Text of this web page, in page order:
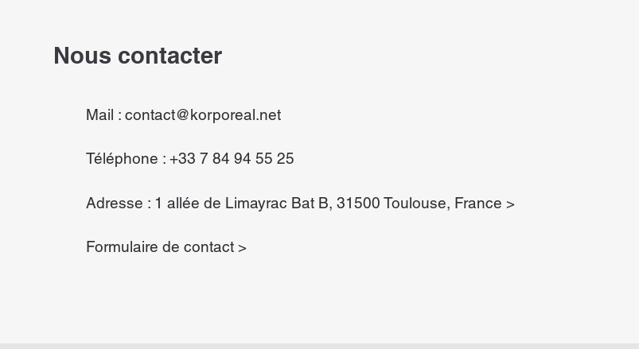
Nous contacter
Mail : contact@korporeal.net
Téléphone : +33 7 84 94 55 25​
Adresse : 1 allée de Limayrac Bat B, 31500 Toulouse, France >
Formulaire de contact>